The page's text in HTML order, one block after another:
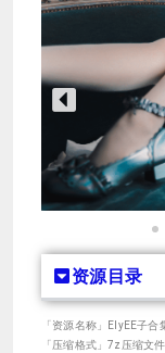
资源目录
「资源名称」ElyEE子合
「压缩格式」7z压缩文件